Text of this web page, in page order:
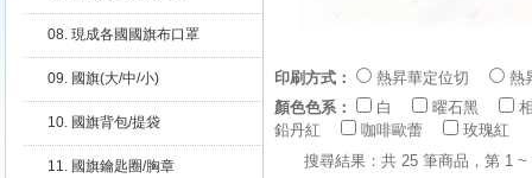
08. 現成各國國旗布口罩
09. 國旗(大/中/小)
10. 國旗背包/提袋
11. 國旗鑰匙圈/胸章
印刷方式： 熱昇華定位切
熱
顏色色系：
白 曜石黑
鉛丹紅
咖啡歐蕾
玫瑰紅
搜尋結果：共 25 筆商品，